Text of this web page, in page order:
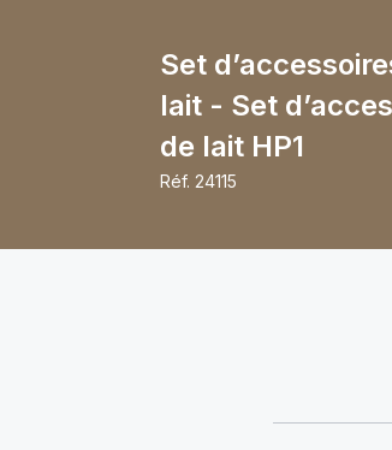
Set
lait - Set
de lait HP1
Réf. 24115